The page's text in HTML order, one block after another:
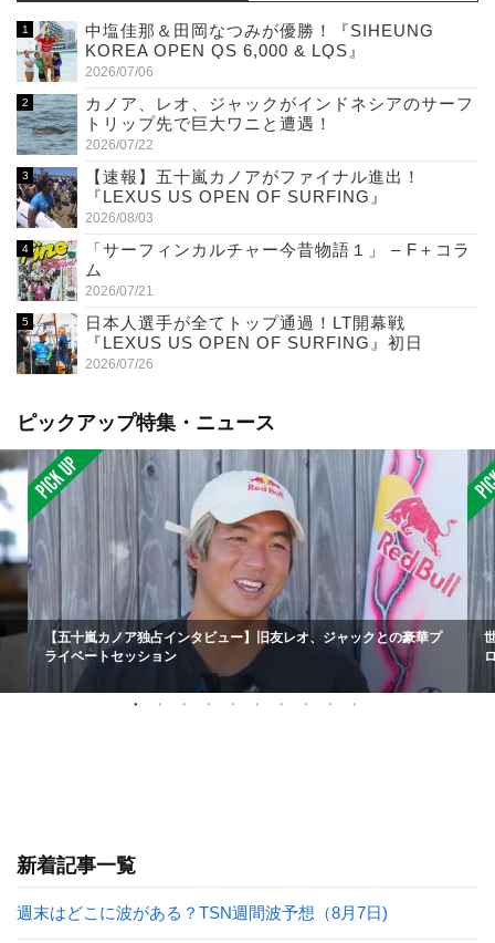
中塩佳那＆田岡なつみが優勝！『SIHEUNG
KOREA OPEN QS 6,000 & LQS』
2026/07/06
カノア、レオ、ジャックがインドネシアのサーフ
トリップ先で巨大ワニと遭遇！
2026/07/22
【速報】五十嵐カノアがファイナル進出！
『LEXUS US OPEN OF SURFING』
2026/08/03
「サーフィンカルチャー今昔物語１」 – F＋コラ
ム
2026/07/21
日本人選手が全てトップ通過！LT開幕戦
『LEXUS US OPEN OF SURFING』初日
2026/07/26
ピックアップ特集・ニュース
【五十嵐カノア独占インタビュー】旧友レオ、ジャックとの豪華プ
ライベートセッション
新着記事一覧
週末はどこに波がある？TSN週間波予想（8月7日)